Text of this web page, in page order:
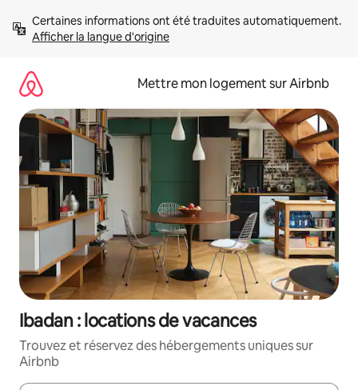
directement
Afficher la langue d'origine
Mettre mon logement sur Airbnb
Ibadan : locations de vacances
Trouvez et réservez des hébergements uniques sur
Airbnb